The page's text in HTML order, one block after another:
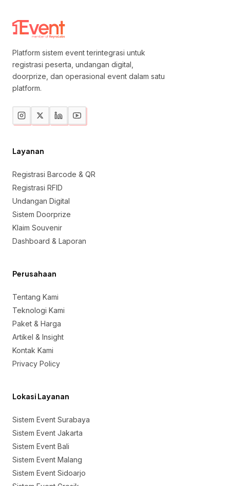
Platform sistem event terintegrasi untuk
registrasi peserta, undangan digital,
doorprize, dan operasional event dalam satu
platform.
Layanan
Registrasi Barcode & QR
Registrasi RFID
Undangan Digital
Sistem Doorprize
Klaim Souvenir
Dashboard & Laporan
Perusahaan
Tentang Kami
Teknologi Kami
Paket & Harga
Artikel & Insight
Kontak Kami
Privacy Policy
Lokasi Layanan
Sistem Event Surabaya
Sistem Event Jakarta
Sistem Event Bali
Sistem Event Malang
Sistem Event Sidoarjo